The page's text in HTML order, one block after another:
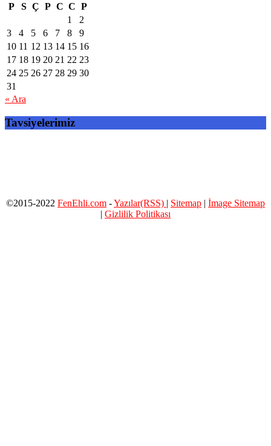
P
S Ç P C C P
1
2
3
4 5 6 7 8
9
10 11 12 13 14 15 16
17 18 19 20 21 22 23
24 25 26 27 28 29 30
31
« Ara
Tavsiyelerimiz
©2015-2022 FenEhli.com -Yazılar(RSS) | Sitemap | İmage Sitemap
| Gizlilik Politikası